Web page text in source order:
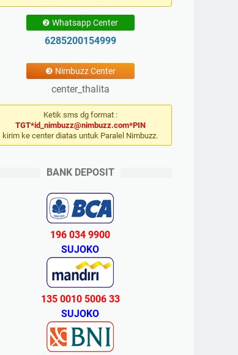
❷ Whatsapp Center
6285200154999
❸ Nimbuzz Center
center_thalita
Ketik sms dg format :
TGT*id_nimbuzz@nimbuzz.com*PIN
kirim ke center diatas untuk Paralel Nimbuzz.
BANK DEPOSIT
196 034 9900
SUJOKO
135 0010 5006 33
SUJOKO